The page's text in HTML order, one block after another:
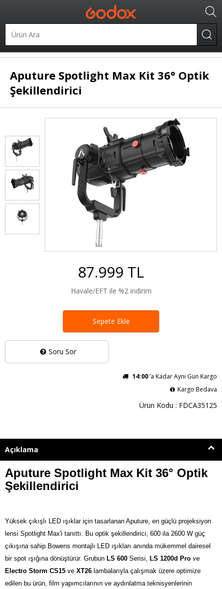
Aputure Spotlight Max Kit 36° Optik
Şekillendirici
Soru Sor
87.999 TL
Havale/EFT ile %2 indirim
14:00’a Kadar Aynı Gün Kargo
Kargo Bedava
Ürün Kodu : FDCA35125
Sepete Ekle
Açıklama
Aputure Spotlight Max Kit 36° Optik
Şekillendirici
Yüksek çıkışlı LED ışıklar için tasarlanan Aputure, en güçlü projeksiyon
lensi Spotlight Max'i tanıttı. Bu optik şekillendirici, 600 ila 2600 W güç
çıkışına sahip Bowens montajlı LED ışıkları anında mükemmel dairesel
bir spot ışığına dönüştürür. Grubun LS 600 Serisi, LS 1200d Pro ve
Electro Storm CS15 ve XT26 lambalarıyla çalışmak üzere optimize
edilen bu ürün, film yapımcılarının ve aydınlatma teknisyenlerinin